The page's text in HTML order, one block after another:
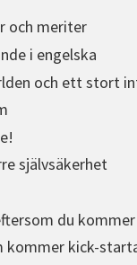
och meriter
i engelska
och ett stort
självsäkerhet
du
kommer kick-